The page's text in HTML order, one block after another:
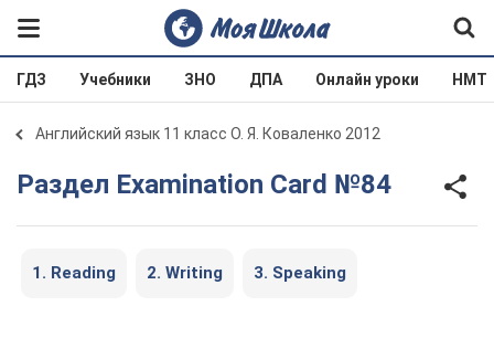
ГДЗ Учебники ЗНО ДПА Онлайн уроки НМТ
Английский язык 11 класс О. Я. Коваленко 2012
Раздел Examination Card №84
1. Reading 2. Writing 3. Speaking